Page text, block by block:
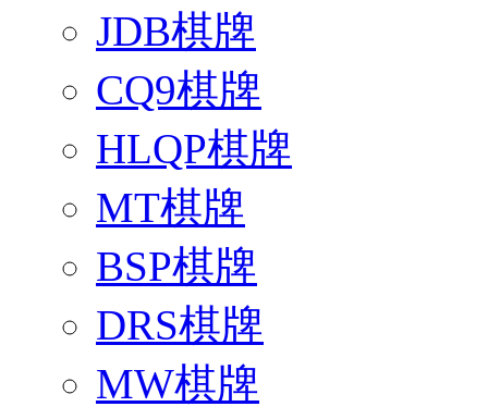
JDB棋牌
CQ9棋牌
HLQP棋牌
MT棋牌
BSP棋牌
DRS棋牌
MW棋牌